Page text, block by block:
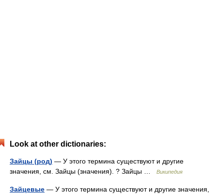
Look at other dictionaries:
Зайцы (род) — У этого термина существуют и другие
значения, см. Зайцы (значения). ? Зайцы …
Википедия
Зайцевые — У этого термина существуют и другие значения,